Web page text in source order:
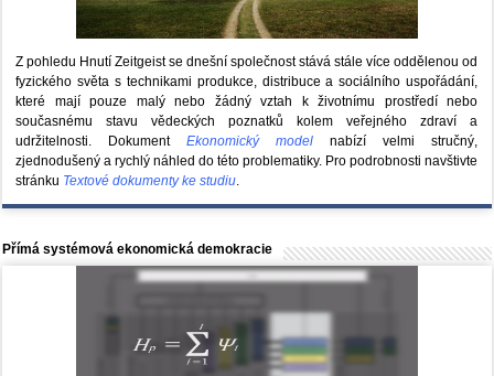
Z pohledu Hnutí Zeitgeist se dnešní společnost stává stále více oddělenou od
fyzického světa s technikami produkce, distribuce a sociálního uspořádání,
které mají pouze malý nebo žádný vztah k životnímu prostředí nebo
současnému stavu vědeckých poznatků kolem veřejného zdraví a
udržitelnosti. DokumentEkonomický model nabízí velmi stručný,
zjednodušený a rychlý náhled do této problematiky. Pro podrobnosti navštivte
stránku Textové dokumenty ke studiu.
Přímá systémová ekonomická demokracie